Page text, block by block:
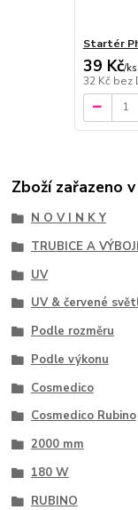
Startér
39 Kč/ks
32 Kč bez
Zboží zařazeno
N O V I N K Y
TRUBICE A
UV
UV & červené
Podle rozměru
Podle výkonu
Cosmedico
Cosmedico Rubino
2000 mm
180 W
RUBINO